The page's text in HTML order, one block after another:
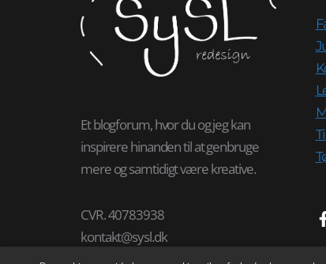
Et blogforum, hvor du og jeg kan
inspirere hinanden til at genbruge
mere og samtidigt være kreative.
CVR. 40783938
kontakt@sysl.dk
3480 Fredensborg